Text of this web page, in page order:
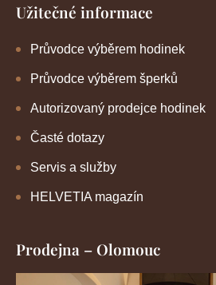
Užitečné informace
Průvodce výběrem hodinek
Průvodce výběrem šperků
Autorizovaný prodejce hodinek
Časté dotazy
Servis a služby
HELVETIA magazín
Prodejna – Olomouc